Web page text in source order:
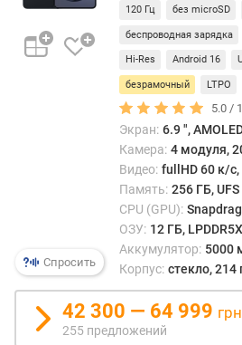
а
я
п
в
с
т
р
о
Спросить
120 Гц без microSD
беспроводная зарядка
Hi-Res Android 16
безрамочный LTPO
5.0 / 1
Экран: 6.9 ",
Камера: 4 модуля,
Видео: fullHD 60 к/
Память: 256 ГБ, UFS
CPU (GPU):
ОЗУ: 12 ГБ, LPDDR5X
Аккумулятор: 5000
Корпус: стекло,
42 300 — 64 999
255 предложений